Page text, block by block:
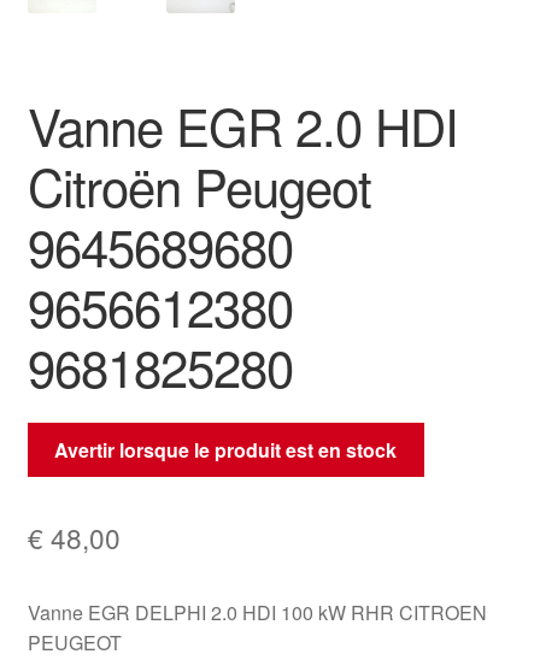
Procédure de Réclamation
Vanne EGR 2.0 HDI
Citroën Peugeot
9645689680
9656612380
9681825280
Avertir lorsque le produit est en stock
€ 48,00
Vanne EGR DELPHI 2.0 HDI 100 kW RHR CITROEN
PEUGEOT